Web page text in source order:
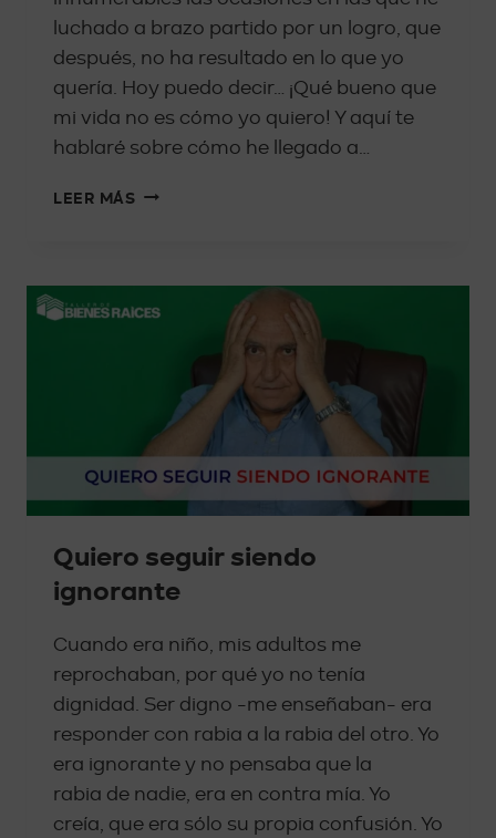
luchado a brazo partido por un logro, que
después, no ha resultado en lo que yo
quería. Hoy puedo decir… ¡Qué bueno que
mi vida no es cómo yo quiero! Y aquí te
hablaré sobre cómo he llegado a…
LEER MÁS
Quiero seguir siendo
ignorante
Cuando era niño, mis adultos me
reprochaban, por qué yo no tenía
dignidad. Ser digno -me enseñaban- era
responder con rabia a la rabia del otro. Yo
era ignorante y no pensaba que la
rabia de nadie, era en contra mía. Yo
creía, que era sólo su propia confusión. Yo